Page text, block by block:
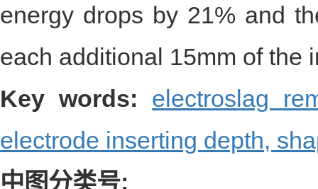
energy drops by 21% and
each additional 15mm of the
Key words: electroslag
electrode inserting depth,
中图分类号: